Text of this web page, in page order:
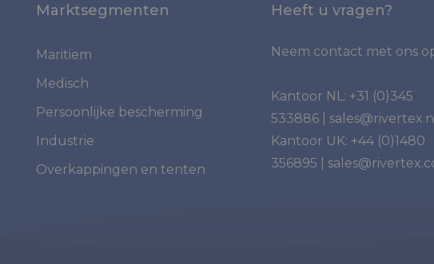
Marktsegmenten
Maritiem
Medisch
Persoonlijke bescherming
Industrie
Overkappingen en tenten
Heeft u vragen?
Neem contact met ons
Kantoor NL: +31 (0)345
533886
Kantoor UK: +44 (0)1480
356895